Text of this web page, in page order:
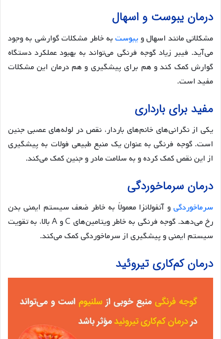
درمان یبوست و اسهال
مشکلاتی مانند اسهال ویبوست به خاطر مشکلات گوارشی به وجود
می‌آید. فیبر زیاد گوجه فرنگی می‌تواند به بهبود عملکرد دستگاه
گوارش کمک کند و هم برای پیشگیری و هم درمان این مشکلات
مفید است.
مفید برای بارداری
یکی از نگرانی‌های خانم‌های باردار، نقص در لوله‌های عصبی جنین
است. گوجه فرنگی به عنوان یک منبع طبیعی فولات به پیشگیری
از این نقص کمک کرده و به سلامت مادر و جنین کمک می‌کند.
درمان سرماخوردگی
سرماخوردگی و آنفولانزا معمولاً به خاطر ضعف سیستم ایمنی بدن
رخ می‌دهد. گوجه فرنگی به خاطر ویتامین‌های C و A بالا، به تقویت
سیستم ایمنی و پیشگیری از سرماخوردگی کمک می‌کند.
درمان کم‌کاری تیروئید